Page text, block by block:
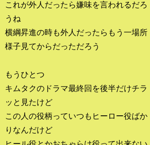
これが外人だったら嫌味を言われるだろ
うね
横綱昇進の時も外人だったらもう一場所
様子見てからだっただろう
もうひとつ
キムタクのドラマ最終回を後半だけチラ
ッと見たけど
この人の役柄っていつもヒーロー役ばか
りなんだけど